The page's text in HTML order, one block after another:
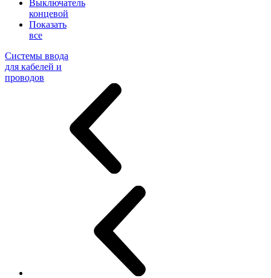
Выключатель
концевой
Показать
все
Системы ввода
для кабелей и
проводов